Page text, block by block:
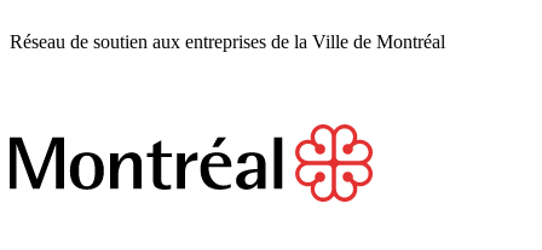
Réseau de soutien aux entreprises de la Ville de Montréal